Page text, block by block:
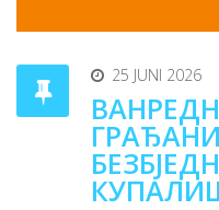
25 JUNI 2026